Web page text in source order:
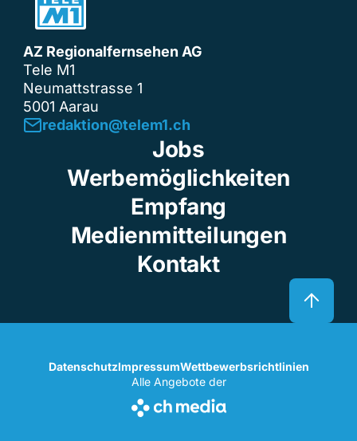
AZ Regionalfernsehen AG
Tele M1
Neumattstrasse 1
5001 Aarau
redaktion@telem1.ch
Jobs
Werbemöglichkeiten
Empfang
Medienmitteilungen
Kontakt
DatenschutzImpressumWettbewerbsrichtlinien
Alle Angebote der